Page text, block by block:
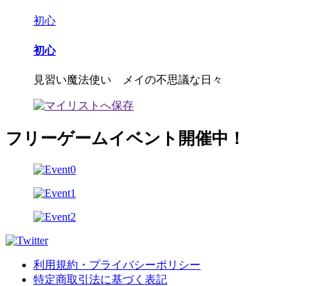
初心
初心
見習い魔法使い メイの不思議な日々
フリーゲームイベント開催中！
利用規約・プライバシーポリシー
特定商取引法に基づく表記